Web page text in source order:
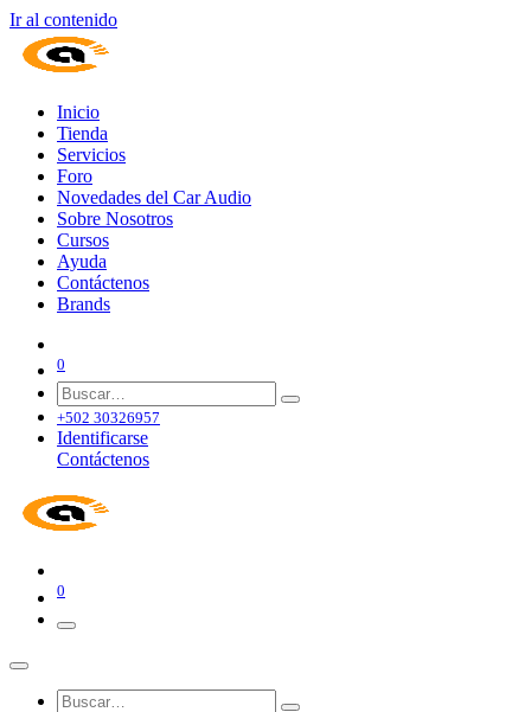
Ir al contenido
Inicio
Tienda
Servicios
Foro
Novedades del Car Audio
Sobre Nosotros
Cursos
Ayuda
Contáctenos
Brands
0
+502 30326957
Identificarse
Contáctenos
0